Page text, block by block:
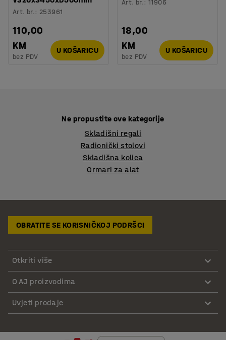
Art. br.: 253961
110,00
KM
bez PDV
U KOŠARICU
Art. br.:11906
18,00
KM
bez PDV
U KOŠARICU
Ne propustite ove kategorije
Skladišni regali
Radionički stolovi
Skladišna kolica
Ormari za alat
OBRATITE SE KORISNIČKOJ PODRŠCI
Otkriti više
O AJ proizvodima
Uvjeti prodaje